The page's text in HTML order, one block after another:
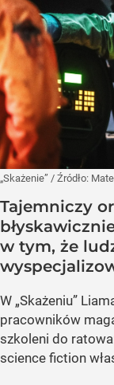
„Skażenie” / Źródło:
Tajemniczy
w tym, że
W „Skażeniu”
pracowników
szkoleni do
science fiction